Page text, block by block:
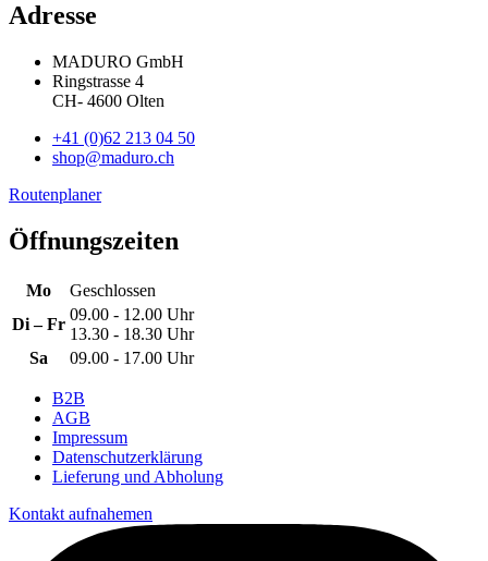
Adresse
MADURO GmbH
Ringstrasse 4
CH- 4600 Olten
+41 (0)62 213 04 50
shop@maduro.ch
Routenplaner
Öffnungszeiten
Mo
Geschlossen
Di – Fr
09.00 - 12.00 Uhr
13.30 - 18.30 Uhr
Sa
09.00 - 17.00 Uhr
B2B
AGB
Impressum
Datenschutzerklärung
Lieferung und Abholung
Kontakt aufnahemen